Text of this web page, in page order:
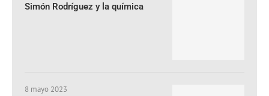
Simón Rodríguez y la química
8 mayo 2023